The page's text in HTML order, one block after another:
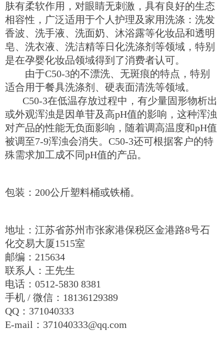
肤有柔软作用，对眼睛无刺激，具有良好的生态
相容性，广泛适用于个人护理及家用洗涤：洗发
香波、洗手液、洗面奶、沐浴露等化妆品和透明
皂、洗衣液、洗洁精等日化洗涤剂等领域，特别
是在孕婴化妆品领域得到了消费者认可。
由于C50-3的不漂洗、无斑痕的特点，特别
适合用于餐具洗涤剂、硬表面清洗等领域。
C50-3在低温存放过程中，有少量固形物析出
或外观浑浊是因单苷及高pH值的影响，这种浑浊
对产品的性能无负面影响，随着调高温度和pH值
被调至7-9浑浊会消失。C50-3还可根据客户的特
殊需求加工成不同pH值的产品。
包装：200公斤塑料桶或铁桶。
地址：江苏省苏州市张家港保税区金港路8号石
化交易大厦1515室
邮编：215634
联系人：王先生
电话：0512-5830 8381
手机 / 微信：18136129389
QQ：371040333
E-mail：371040333@qq.com